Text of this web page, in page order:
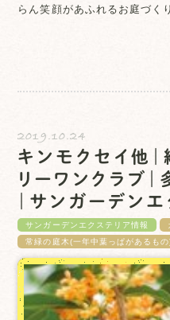
らん笑顔があふれるお庭
2019.10.24
キンモクセイ他
リーワンクラブ
｜サンガーデン
サンガーデンエクステリア情報
常緑の庭木(一年中葉っぱがあるも